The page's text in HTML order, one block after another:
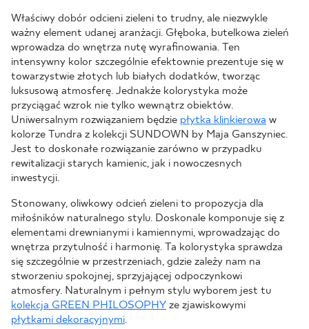
Właściwy dobór odcieni zieleni to trudny, ale niezwykle
ważny element udanej aranżacji. Głęboka, butelkowa zieleń
wprowadza do wnętrza nutę wyrafinowania. Ten
intensywny kolor szczególnie efektownie prezentuje się w
towarzystwie złotych lub białych dodatków, tworząc
luksusową atmosferę. Jednakże kolorystyka może
przyciągać wzrok nie tylko wewnątrz obiektów.
Uniwersalnym rozwiązaniem będzie płytka klinkierowa w
kolorze Tundra z kolekcji SUNDOWN by Maja Ganszyniec.
Jest to doskonałe rozwiązanie zarówno w przypadku
rewitalizacji starych kamienic, jak i nowoczesnych
inwestycji.
Stonowany, oliwkowy odcień zieleni to propozycja dla
miłośników naturalnego stylu. Doskonale komponuje się z
elementami drewnianymi i kamiennymi, wprowadzając do
wnętrza przytulność i harmonię. Ta kolorystyka sprawdza
się szczególnie w przestrzeniach, gdzie zależy nam na
stworzeniu spokojnej, sprzyjającej odpoczynkowi
atmosfery. Naturalnym i pełnym stylu wyborem jest tu
kolekcja GREEN PHILOSOPHY ze zjawiskowymi
płytkami dekoracyjnymi.